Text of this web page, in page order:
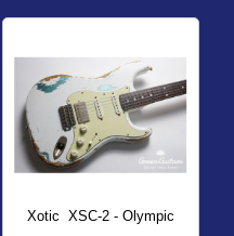
Xotic XSC-2 - Olympic